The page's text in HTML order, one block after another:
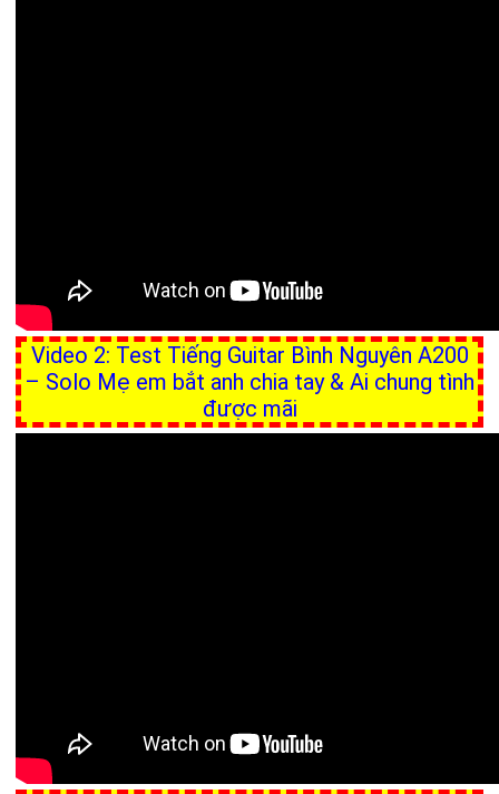
Video 2: Test Tiếng Guitar Bình Nguyên A200
– Solo Mẹ em bắt anh chia tay & Ai chung tình
được mãi